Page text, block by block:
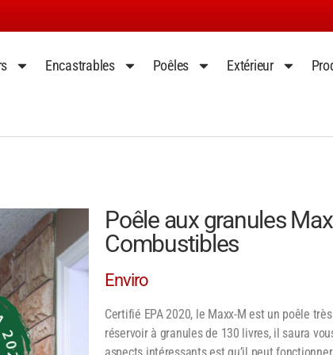
Encastrables Poêles Extérieur
Poêle aux granules
Combustibles
Enviro
Certifié EPA 2020, le Maxx-M est un poêle
réservoir à granules de 130 livres, il saura